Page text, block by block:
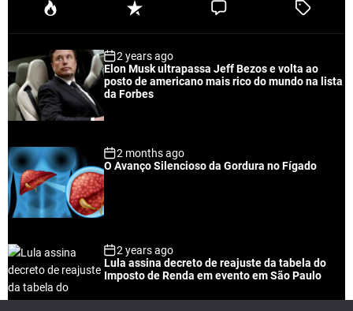
P
u
a
r
R
e
n
t
C
e
T
e
2 years ago
Elon Musk ultrapassa Jeff Bezos e volta ao
posto de americano mais rico do mundo na lista
da Forbes
2 months ago
O Avanço Silencioso da Gordura no Fígado
2 years ago
Lula assina decreto de reajuste da tabela do
Imposto de Renda em evento em São Paulo